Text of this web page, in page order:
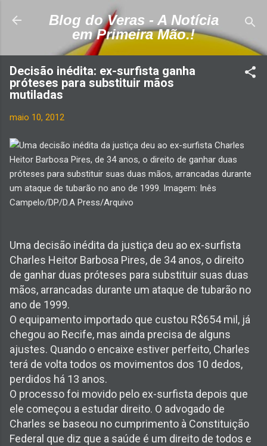
Pular para o conteúdo principal
Blog do Veras - A Notícia
em Primeira Mão.!
Decisão inédita: ex-surfista ganha
próteses para substituir mãos
mutiladas
maio 10, 2012
Uma decisão inédita da justiça deu ao ex-surfista
Charles Heitor Barbosa Pires, de 34 anos, o direito
de ganhar duas próteses para substituir suas duas
mãos, arrancadas durante um ataque de tubarão no
ano de 1999.
O equipamento importado que custou R$654 mil, já
chegou ao Recife, mas ainda precisa de alguns
ajustes. Quando o encaixe estiver perfeito, Charles
terá de volta todos os movimentos dos 10 dedos,
perdidos há 13 anos.
O processo foi movido pelo ex-surfista depois que
ele começou a estudar direito. O advogado de
Charles se baseou no cumprimento à Constituição
Federal que diz que a saúde é um direito de todos e